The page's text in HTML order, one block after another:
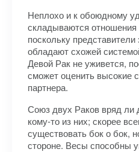
Неплохо и к обоюдному
складываются отношения
поскольку
обладают схожей
Девой Рак не уживется,
сможет оценить высокие
партнера.
Союз двух Раков вряд ли
кому-то из них; скорее
существовать бок о бок,
стороне. Весы способны